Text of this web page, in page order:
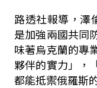
路透社報導，澤
是加強兩國共同
味著烏克蘭的專
夥伴的實力」，
都能抵禦俄羅斯